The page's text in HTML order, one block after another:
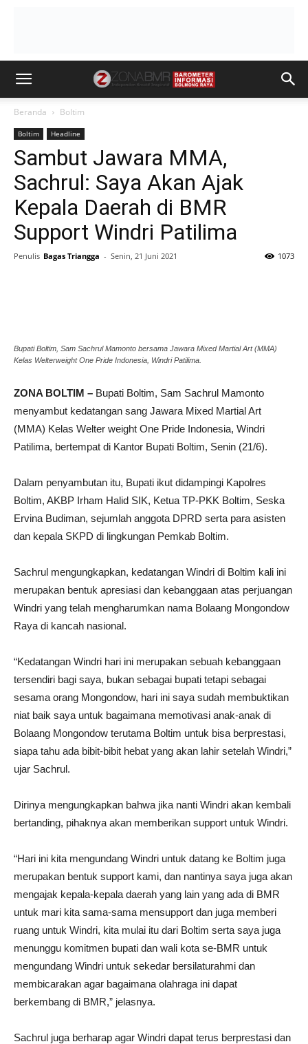
Beranda Boltim
Boltim Headline
Sambut Jawara MMA,
Sachrul: Saya Akan Ajak
Kepala Daerah di BMR
Support Windri Patilima
Penulis Bagas Triangga - Senin, 21 Juni 2021 1073
Bupati Boltim, Sam Sachrul Mamonto bersama Jawara Mixed Martial Art (MMA)
Kelas Welterweight One Pride Indonesia, Windri Patilima.
ZONA BOLTIM – Bupati Boltim, Sam Sachrul Mamonto
menyambut kedatangan sang Jawara Mixed Martial Art
(MMA) Kelas Welter weight One Pride Indonesia, Windri
Patilima, bertempat di Kantor Bupati Boltim, Senin (21/6).
Dalam penyambutan itu, Bupati ikut didampingi Kapolres
Boltim, AKBP Irham Halid SIK, Ketua TP-PKK Boltim, Seska
Ervina Budiman, sejumlah anggota DPRD serta para asisten
dan kepala SKPD di lingkungan Pemkab Boltim.
Sachrul mengungkapkan, kedatangan Windri di Boltim kali ini
merupakan bentuk apresiasi dan kebanggaan atas perjuangan
Windri yang telah mengharumkan nama Bolaang Mongondow
Raya di kancah nasional.
“Kedatangan Windri hari ini merupakan sebuah kebanggaan
tersendiri bagi saya, bukan sebagai bupati tetapi sebagai
sesama orang Mongondow, hari ini saya sudah membuktikan
niat baik saya untuk bagaimana memotivasi anak-anak di
Bolaang Mongondow terutama Boltim untuk bisa berprestasi,
siapa tahu ada bibit-bibit hebat yang akan lahir setelah Windri,”
ujar Sachrul.
Dirinya mengungkapkan bahwa jika nanti Windri akan kembali
bertanding, pihaknya akan memberikan support untuk Windri.
“Hari ini kita mengundang Windri untuk datang ke Boltim juga
merupakan bentuk support kami, dan nantinya saya juga akan
mengajak kepala-kepala daerah yang lain yang ada di BMR
untuk mari kita sama-sama mensupport dan juga memberi
ruang untuk Windri, kita mulai itu dari Boltim serta saya juga
menunggu komitmen bupati dan wali kota se-BMR untuk
mengundang Windri untuk sekedar bersilaturahmi dan
membicarakan agar bagaimana olahraga ini dapat
berkembang di BMR,” jelasnya.
Sachrul juga berharap agar Windri dapat terus berprestasi dan